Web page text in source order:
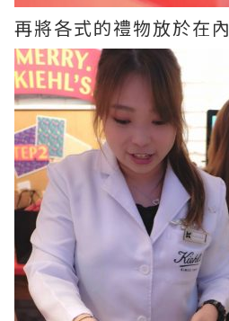
再將各式的禮物放於在內